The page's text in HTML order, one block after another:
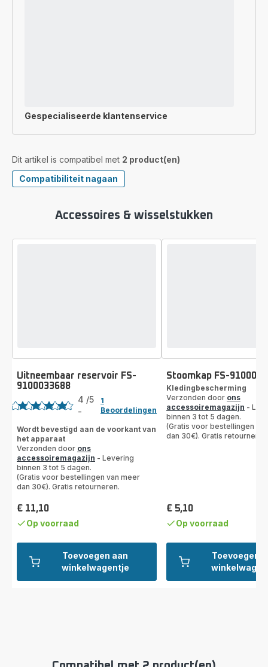
Gespecialiseerde klantenservice
Dit artikel is compatibel met 2 product(en)
Compatibiliteit nagaan
Accessoires & wisselstukken
Toevoegen aan
winkelwagentje
Uitneembaar reservoir FS-
9100033688
Beoordeling
met
4
sterren
(gemiddeld)
4 /5
-
1
Beoordelingen
Wordt bevestigd aan de voorkant van
het apparaat
Verzonden door ons
accessoiremagazijn - Levering
binnen 3 tot 5 dagen.
(Gratis voor bestellingen van meer
dan 30€). Gratis retourneren.
Prijs
€ 11,10
Op voorraad
Toevoegen
Stoomkap FS-
Kledingbescherming
Verzonden door ons
accessoiremagazijn -
binnen 3 tot 5 dagen.
(Gratis voor bestellingen
dan 30€). Gratis
Prijs
€ 5,10
Op voorraad